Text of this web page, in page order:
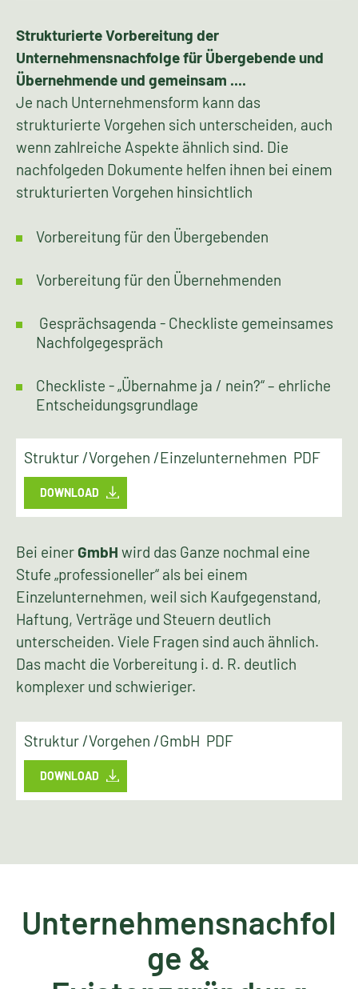
Strukturierte Vorbereitung der
Unternehmensnachfolge für Übergebende und
Übernehmende und gemeinsam ....
Je nach Unternehmensform kann das
strukturierte Vorgehen sich unterscheiden, auch
wenn zahlreiche Aspekte ähnlich sind. Die
nachfolgeden Dokumente helfen ihnen bei einem
strukturierten Vorgehen hinsichtlich
Vorbereitung für den Übergebenden
Vorbereitung für den Übernehmenden
Gesprächsagenda - Checkliste gemeinsames
Nachfolgegespräch
Checkliste - „Übernahme ja / nein?“ – ehrliche
Entscheidungsgrundlage
Struktur /Vorgehen /Einzelunternehmen PDF
DOWNLOAD
Bei einer GmbH wird das Ganze nochmal eine
Stufe „professioneller“ als bei einem
Einzelunternehmen, weil sich Kaufgegenstand,
Haftung, Verträge und Steuern deutlich
unterscheiden. Viele Fragen sind auch ähnlich.
Das macht die Vorbereitung i. d. R. deutlich
komplexer und schwieriger.
Struktur /Vorgehen /GmbH PDF
DOWNLOAD
Unternehmensnachfol
ge &